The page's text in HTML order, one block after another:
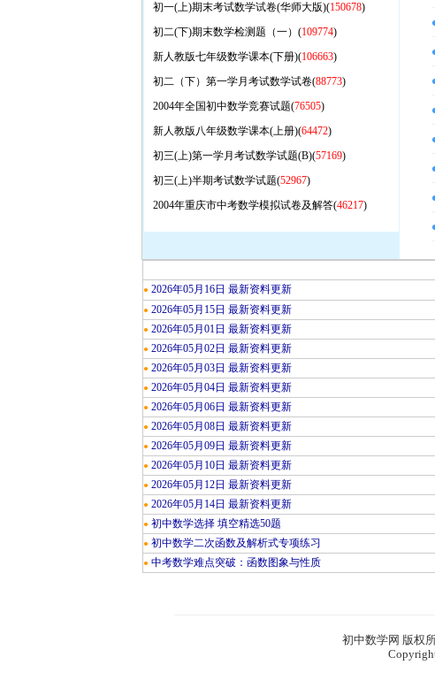
初一(上)期末考试数学试卷(华师大版)(150678)
初二(下)期末数学检测题（一）(109774)
新人教版七年级数学课本(下册)(106663)
初二（下）第一学月考试数学试卷(88773)
2004年全国初中数学竞赛试题(76505)
新人教版八年级数学课本(上册)(64472)
初三(上)第一学月考试数学试题(B)(57169)
初三(上)半期考试数学试题(52967)
2004年重庆市中考数学模拟试卷及解答(46217)
● 2026年05月16日 最新资料更新
● 2026年05月15日 最新资料更新
● 2026年05月01日 最新资料更新
● 2026年05月02日 最新资料更新
● 2026年05月03日 最新资料更新
● 2026年05月04日 最新资料更新
● 2026年05月06日 最新资料更新
● 2026年05月08日 最新资料更新
● 2026年05月09日 最新资料更新
● 2026年05月10日 最新资料更新
● 2026年05月12日 最新资料更新
● 2026年05月14日 最新资料更新
● 初中数学选择 填空精选50题
● 初中数学二次函数及解析式专项练习
● 中考数学难点突破：函数图象与性质
初中数学网 版权